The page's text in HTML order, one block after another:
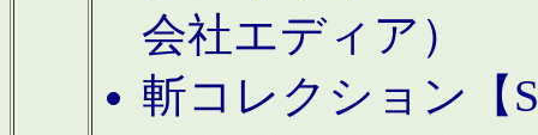
会社エディア）
斬コレクション【